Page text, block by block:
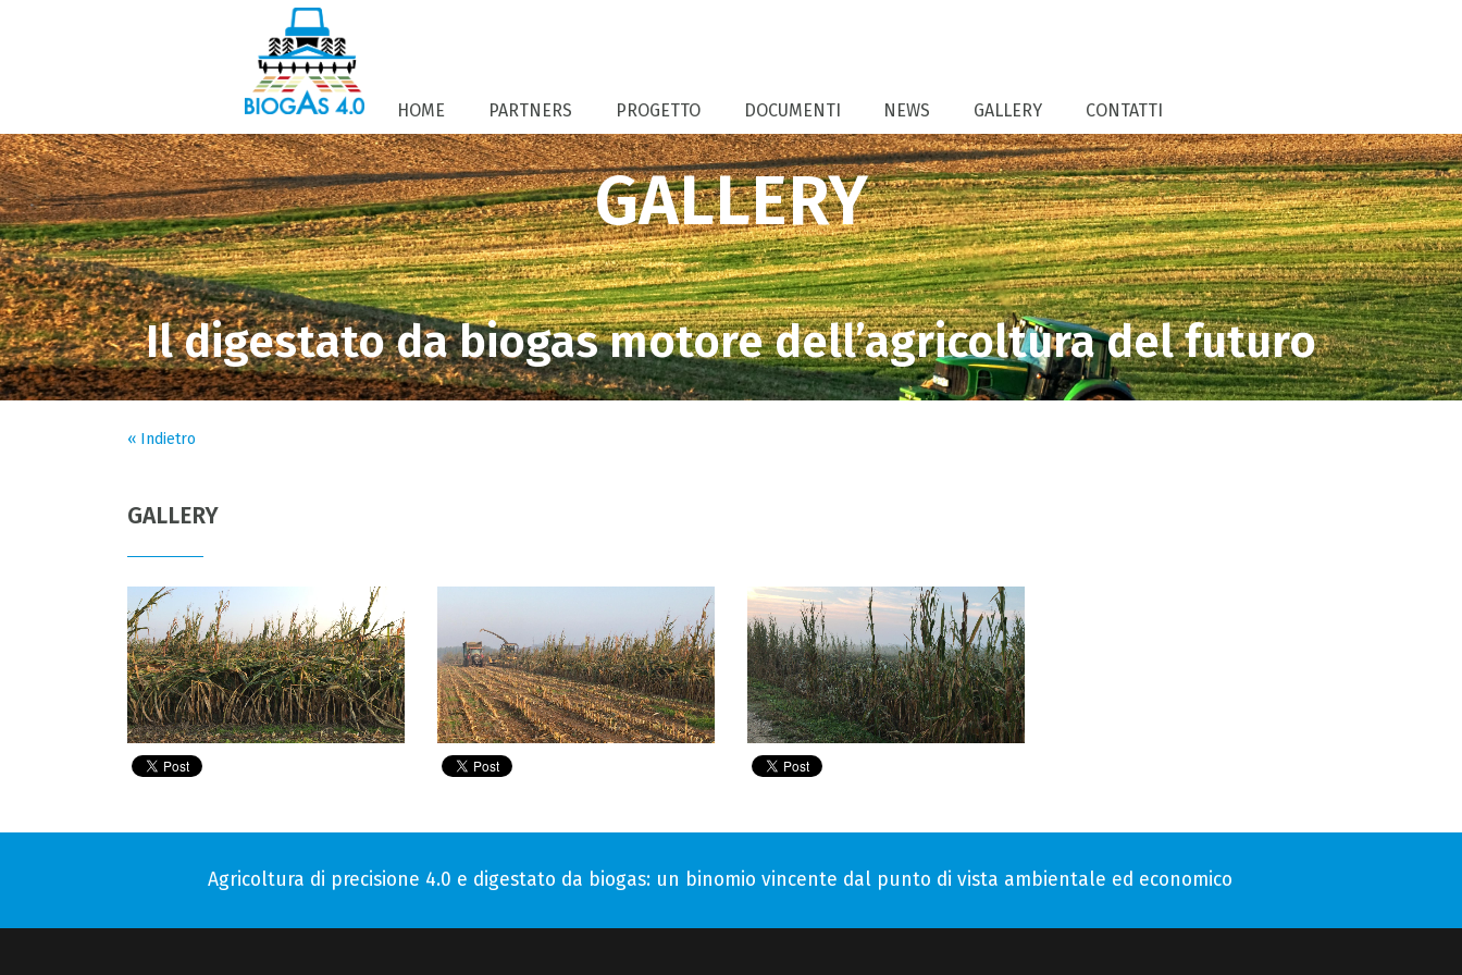
HOME PARTNERS PROGETTO DOCUMENTI NEWS GALLERY CONTATTI
GALLERY
Il digestato da biogas motore dell’agricoltura del futuro
« Indietro
GALLERY
Agricoltura di precisione 4.0 e digestato da biogas: un binomio vincente dal punto di vista ambientale ed economico